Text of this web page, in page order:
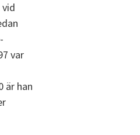
var
är han